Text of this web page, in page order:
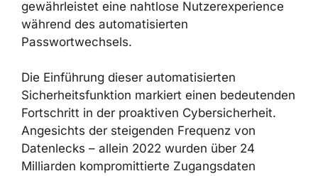
gewährleistet eine nahtlose Nutzerexperience
während des automatisierten
Passwortwechsels.
Die Einführung dieser automatisierten
Sicherheitsfunktion markiert einen bedeutenden
Fortschritt in der proaktiven Cybersicherheit.
Angesichts der steigenden Frequenz von
Datenlecks – allein 2022 wurden über 24
Milliarden kompromittierte Zugangsdaten